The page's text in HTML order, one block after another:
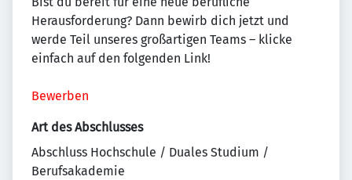
Herausforderung? Dann bewirb dich jetzt und
werde Teil unseres großartigen Teams – klicke
einfach auf den folgenden Link!
Bewerben
Art des Abschlusses
Abschluss Hochschule / Duales Studium /
Berufsakademie